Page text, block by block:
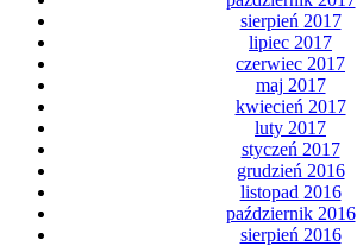
sierpień 2017
lipiec 2017
czerwiec 2017
maj 2017
kwiecień 2017
luty 2017
styczeń 2017
grudzień 2016
listopad 2016
październik 2016
sierpień 2016